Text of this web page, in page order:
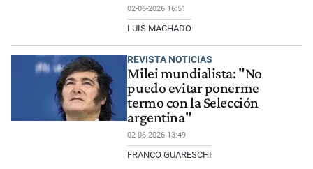
02-06-2026 16:51
LUIS MACHADO
REVISTA NOTICIAS
Milei mundialista: "No
puedo evitar ponerme
termo con la Selección
argentina"
02-06-2026 13:49
FRANCO GUARESCHI